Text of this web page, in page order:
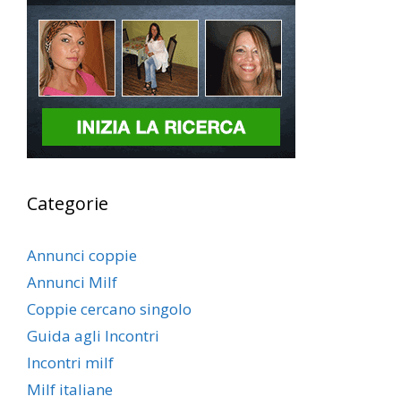
Categorie
Annunci coppie
Annunci Milf
Coppie cercano singolo
Guida agli Incontri
Incontri milf
Milf italiane